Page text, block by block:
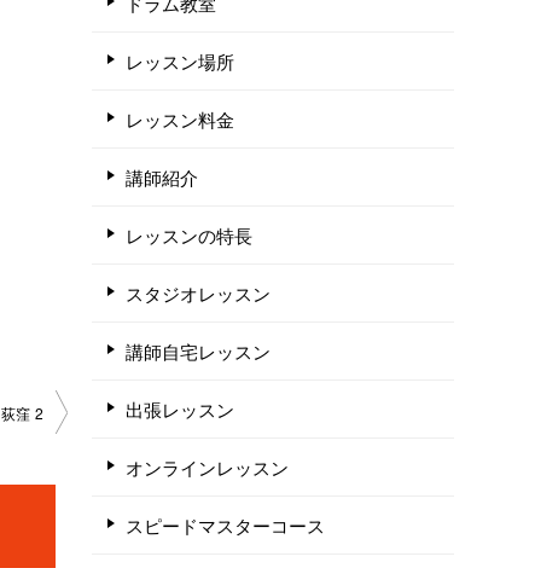
荻窪 2
レッスン場所
レッスン料金
講師紹介
レッスンの特長
スタジオレッスン
講師自宅レッスン
出張レッスン
オンラインレッスン
スピードマスターコース